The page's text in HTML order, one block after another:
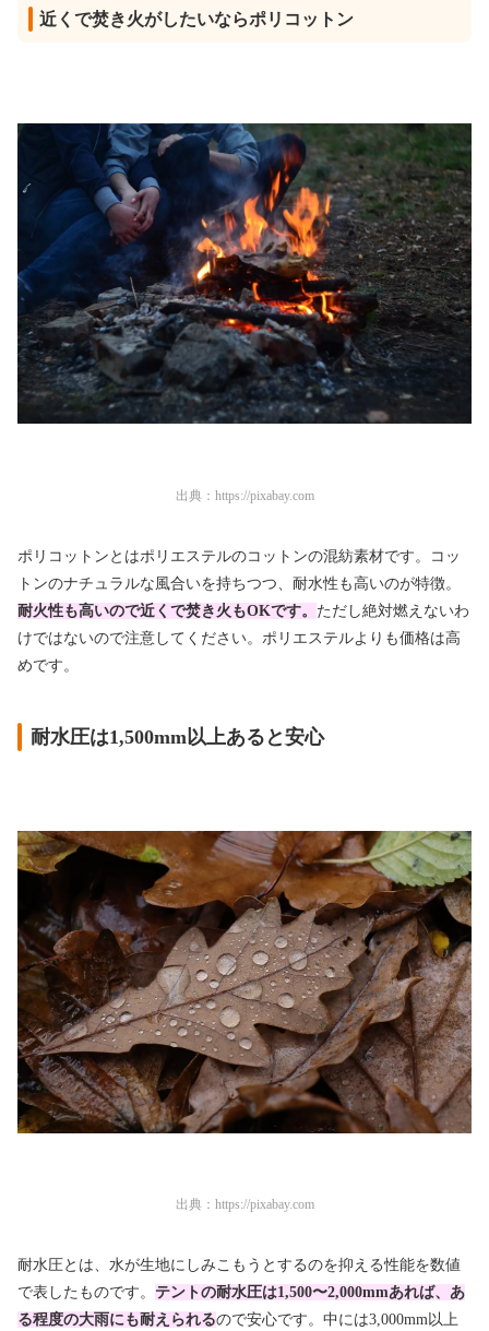
近くで焚き火がしたいならポリコットン
出典： https://pixabay.com
ポリコットンとはポリエステルのコットンの混紡素材です。コッ
トンのナチュラルな風合いを持ちつつ、耐水性も高いのが特徴。
耐火性も高いので近くで焚き火もOKです。 ただし絶対燃えないわ
けではないので注意してください。ポリエステルよりも価格は高
めです。
耐水圧は1,500mm以上あると安心
出典： https://pixabay.com
耐水圧とは、水が生地にしみこもうとするのを抑える性能を数値
で表したものです。 テントの耐水圧は1,500〜2,000mmあれば、あ
る程度の大雨にも耐えられるので安心です。中には3,000mm以上